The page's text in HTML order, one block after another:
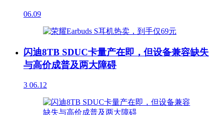
06.09
闪迪8TB SDUC卡量产在即，但设备兼容缺失
与高价成普及两大障碍
3 06.12